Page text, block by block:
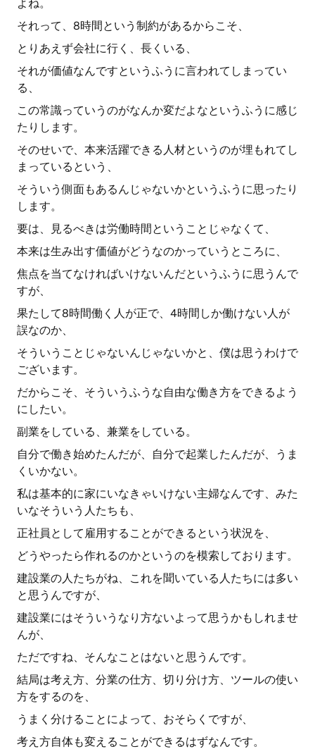
よね。
それって、8時間という制約があるからこそ、
とりあえず会社に行く、長くいる、
それが価値なんですというふうに言われてしまってい
る、
この常識っていうのがなんか変だよなというふうに感じ
たりします。
そのせいで、本来活躍できる人材というのが埋もれてし
まっているという、
そういう側面もあるんじゃないかというふうに思ったり
します。
要は、見るべきは労働時間ということじゃなくて、
本来は生み出す価値がどうなのかっていうところに、
焦点を当てなければいけないんだというふうに思うんで
すが、
果たして8時間働く人が正で、4時間しか働けない人が
誤なのか、
そういうことじゃないんじゃないかと、僕は思うわけで
ございます。
だからこそ、そういうふうな自由な働き方をできるよう
にしたい。
副業をしている、兼業をしている。
自分で働き始めたんだが、自分で起業したんだが、うま
くいかない。
私は基本的に家にいなきゃいけない主婦なんです、みた
いなそういう人たちも、
正社員として雇用することができるという状況を、
どうやったら作れるのかというのを模索しております。
建設業の人たちがね、これを聞いている人たちには多い
と思うんですが、
建設業にはそういうなり方ないよって思うかもしれませ
んが、
ただですね、そんなことはないと思うんです。
結局は考え方、分業の仕方、切り分け方、ツールの使い
方をするのを、
うまく分けることによって、おそらくですが、
考え方自体も変えることができるはずなんです。